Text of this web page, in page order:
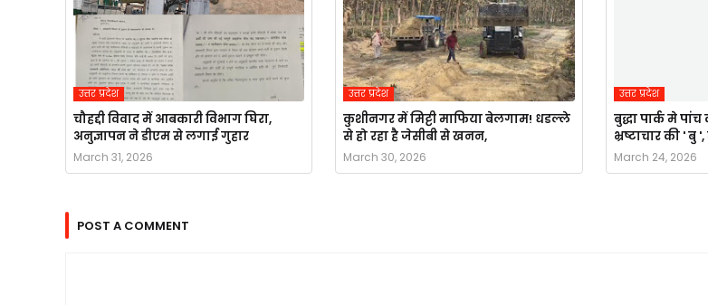
उत्तर प्रदेश
चौहद्दी विवाद में आबकारी विभाग घिरा,
अनुज्ञापन ने डीएम से लगाई गुहार
March 31, 2026
उत्तर प्रदेश
कुशीनगर में मिट्टी माफिया बेलगाम! धडल्ले
से हो रहा है जेसीबी से खनन,
March 30, 2026
उत्तर प्रदेश
बुद्धा पार्क मे
भ्रष्टाचार की '
March 24, 2026
POST A COMMENT